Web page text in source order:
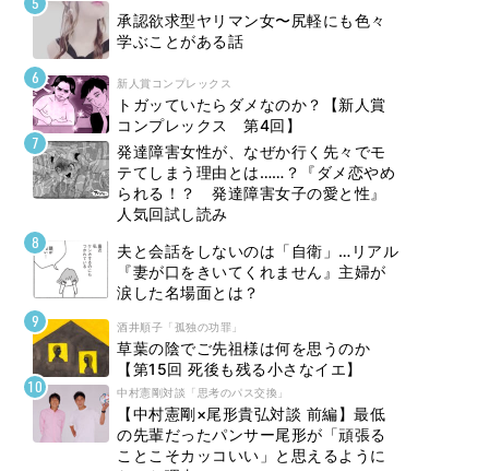
承認欲求型ヤリマン女〜尻軽にも色々
学ぶことがある話
新人賞コンプレックス
トガッていたらダメなのか？【新人賞
コンプレックス 第4回】
発達障害女性が、なぜか行く先々でモ
テてしまう理由とは……？『ダメ恋やめ
られる！？ 発達障害女子の愛と性』
人気回試し読み
夫と会話をしないのは「自衛」…リアル
『妻が口をきいてくれません』主婦が
涙した名場面とは？
酒井順子「孤独の功罪」
草葉の陰でご先祖様は何を思うのか
【第15回 死後も残る小さなイエ】
中村憲剛対談「思考のパス交換」
【中村憲剛×尾形貴弘対談 前編】最低
の先輩だったパンサー尾形が「頑張る
ことこそカッコいい」と思えるように